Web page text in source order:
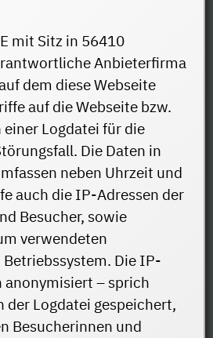
mit Sitz in 56410
Anbieterfirma
dem diese Webseite
auf die Webseite bzw.
einer Logdatei für die
Die Daten in
neben Uhrzeit und
auch die IP-Adressen der
Besucher, sowie
verwendeten
Die IP-
anonymisiert – sprich
der Logdatei gespeichert,
Besucherinnen und